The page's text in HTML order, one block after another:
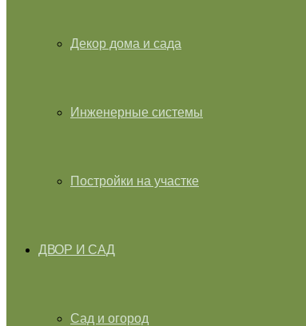
Декор дома и сада
Инженерные системы
Постройки на участке
ДВОР И САД
Сад и огород